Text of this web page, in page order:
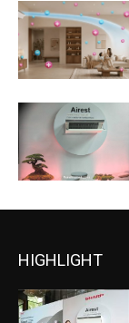
HIGHLIGHT